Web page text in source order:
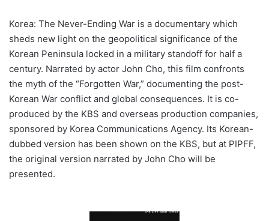
Korea: The Never-Ending War is a documentary which
sheds new light on the geopolitical significance of the
Korean Peninsula locked in a military standoff for half a
century. Narrated by actor John Cho, this film confronts
the myth of the “Forgotten War,” documenting the post-
Korean War conflict and global consequences. It is co-
produced by the KBS and overseas production companies,
sponsored by Korea Communications Agency. Its Korean-
dubbed version has been shown on the KBS, but at PIPFF,
the original version narrated by John Cho will be
presented.